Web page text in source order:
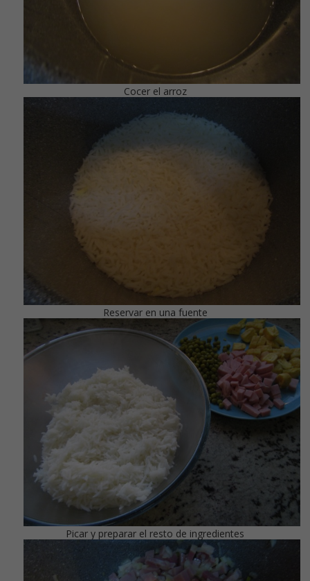
Cocer el arroz
Reservar en una fuente
Picar y preparar el resto de ingredientes